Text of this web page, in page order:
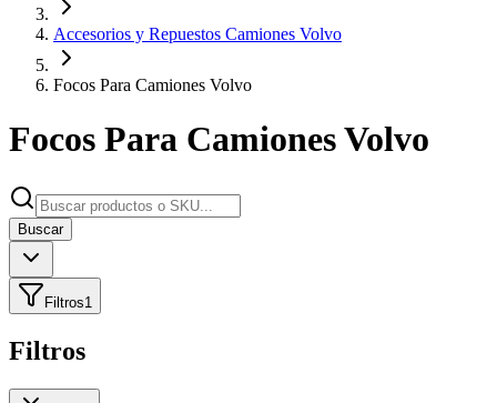
Accesorios y Repuestos Camiones Volvo
Focos Para Camiones Volvo
Focos Para Camiones Volvo
Buscar
Filtros1
Filtros